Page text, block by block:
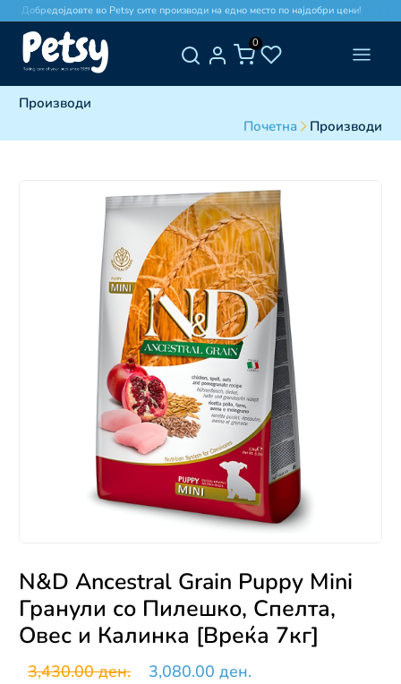
Добредојдовте во Petsy сите производи на едно место по најдобри цени!
0
Производи
Почетна
Производи
N&D Ancestral Grain Puppy Mini
Гранули со Пилешко, Спелта,
Овес и Калинка [Вреќа 7кг]
3,430.00 ден.
3,080.00 ден.